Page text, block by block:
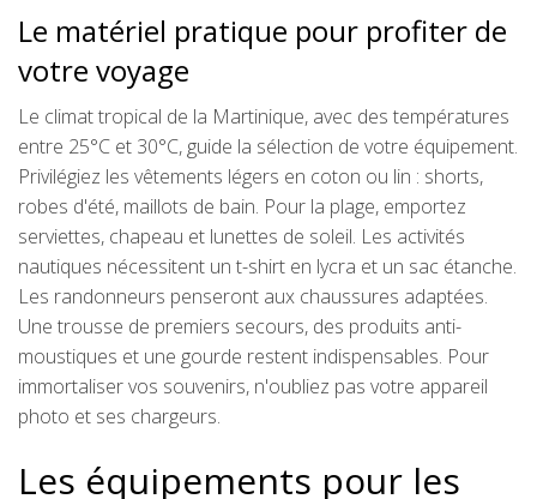
Le matériel pratique pour profiter de
votre voyage
Le climat tropical de la Martinique, avec des températures
entre 25°C et 30°C, guide la sélection de votre équipement.
Privilégiez les vêtements légers en coton ou lin : shorts,
robes d'été, maillots de bain. Pour la plage, emportez
serviettes, chapeau et lunettes de soleil. Les activités
nautiques nécessitent un t-shirt en lycra et un sac étanche.
Les randonneurs penseront aux chaussures adaptées.
Une trousse de premiers secours, des produits anti-
moustiques et une gourde restent indispensables. Pour
immortaliser vos souvenirs, n'oubliez pas votre appareil
photo et ses chargeurs.
Les équipements pour les